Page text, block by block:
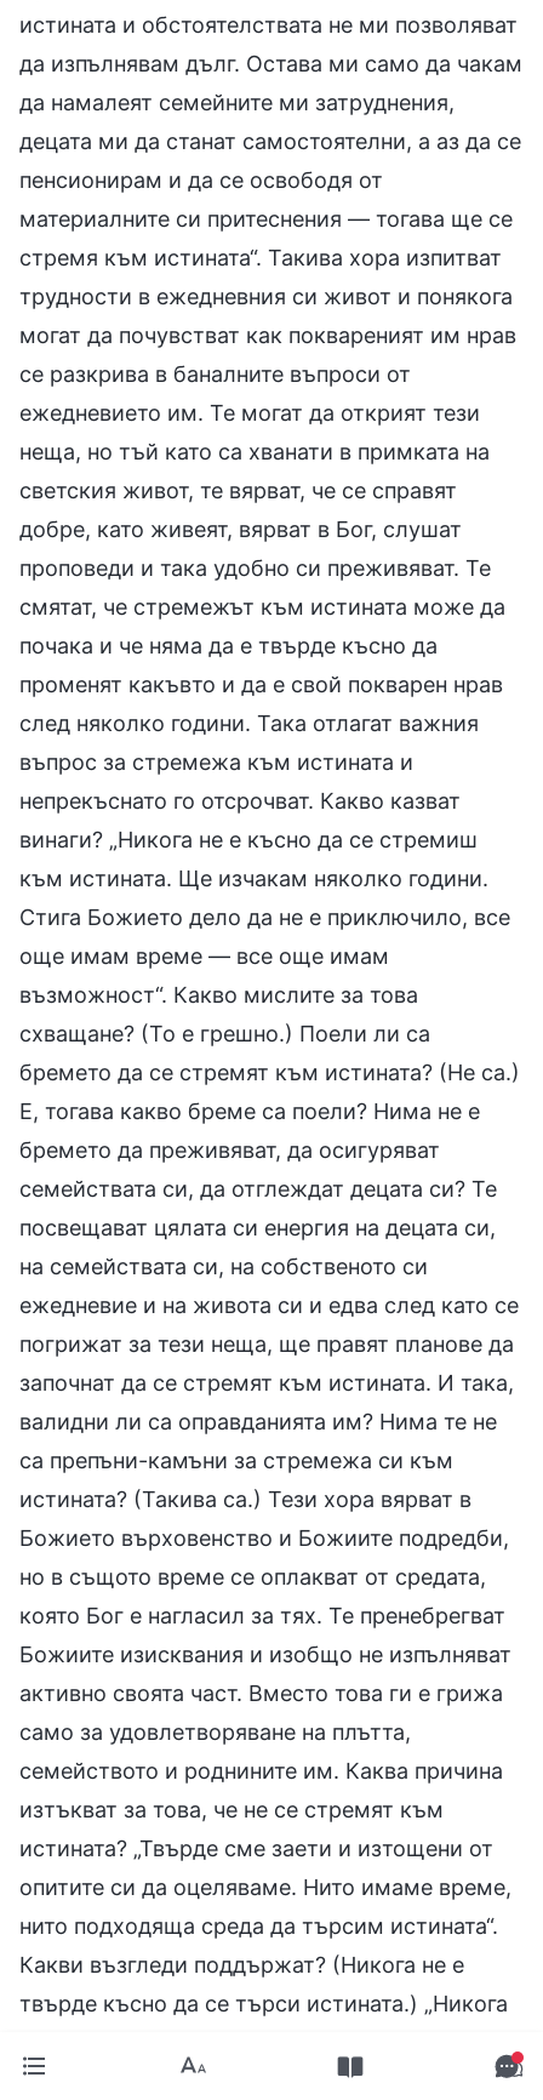
истината и обстоятелствата не ми позволяват
да изпълнявам дълг. Остава ми само да чакам
да намалеят семейните ми затруднения,
децата ми да станат самостоятелни, а аз да се
пенсионирам и да се освободя от
материалните си притеснения — тогава ще се
стремя към истината“. Такива хора изпитват
трудности в ежедневния си живот и понякога
могат да почувстват как поквареният им нрав
се разкрива в баналните въпроси от
ежедневието им. Те могат да открият тези
неща, но тъй като са хванати в примката на
светския живот, те вярват, че се справят
добре, като живеят, вярват в Бог, слушат
проповеди и така удобно си преживяват. Те
смятат, че стремежът към истината може да
почака и че няма да е твърде късно да
променят какъвто и да е свой покварен нрав
след няколко години. Така отлагат важния
въпрос за стремежа към истината и
непрекъснато го отсрочват. Какво казват
винаги? „Никога не е късно да се стремиш
към истината. Ще изчакам няколко години.
Стига Божието дело да не е приключило, все
още имам време — все още имам
възможност“. Какво мислите за това
схващане? (То е грешно.) Поели ли са
бремето да се стремят към истината? (Не са.)
Е, тогава какво бреме са поели? Нима не е
бремето да преживяват, да осигуряват
семействата си, да отглеждат децата си? Те
посвещават цялата си енергия на децата си,
на семействата си, на собственото си
ежедневие и на живота си и едва след като се
погрижат за тези неща, ще правят планове да
започнат да се стремят към истината. И така,
валидни ли са оправданията им? Нима те не
са препъни-камъни за стремежа си към
истината? (Такива са.) Тези хора вярват в
Божието върховенство и Божиите подредби,
но в същото време се оплакват от средата,
която Бог е нагласил за тях. Те пренебрегват
Божиите изисквания и изобщо не изпълняват
активно своята част. Вместо това ги е грижа
само за удовлетворяване на плътта,
семейството и роднините им. Каква причина
изтъкват за това, че не се стремят към
истината? „Твърде сме заети и изтощени от
опитите си да оцеляваме. Нито имаме време,
нито подходяща среда да търсим истината“.
Какви възгледи поддържат? (Никога не е
твърде късно да се търси истината.) „Никога
го направя след няколко години“. Не е ли